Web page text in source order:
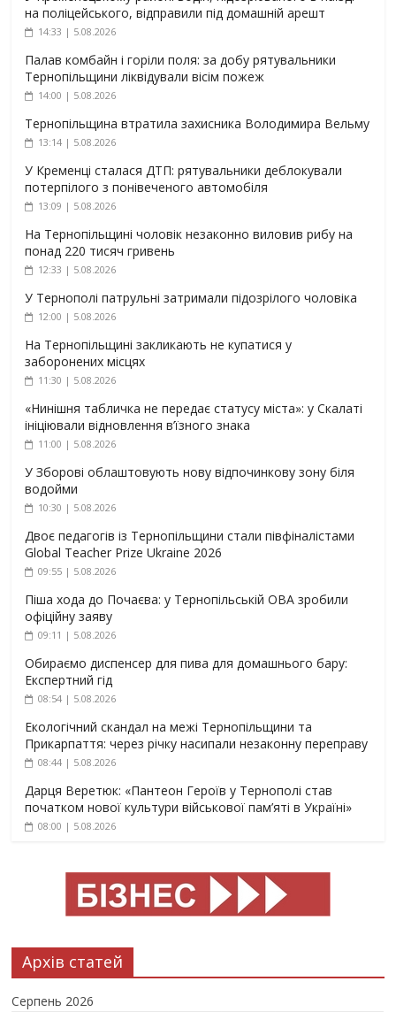
на поліцейського, відправили під домашній арешт
14:33 | 5.08.2026
Палав комбайн і горіли поля: за добу рятувальники
Тернопільщини ліквідували вісім пожеж
14:00 | 5.08.2026
Тернопільщина втратила захисника Володимира Вельму
13:14 | 5.08.2026
У Кременці сталася ДТП: рятувальники деблокували
потерпілого з понівеченого автомобіля
13:09 | 5.08.2026
На Тернопільщині чоловік незаконно виловив рибу на
понад 220 тисяч гривень
12:33 | 5.08.2026
У Тернополі патрульні затримали підозрілого чоловіка
12:00 | 5.08.2026
На Тернопільщині закликають не купатися у
заборонених місцях
11:30 | 5.08.2026
«Нинішня табличка не передає статусу міста»: у Скалаті
ініціювали відновлення в’їзного знака
11:00 | 5.08.2026
У Зборові облаштовують нову відпочинкову зону біля
водойми
10:30 | 5.08.2026
Двоє педагогів із Тернопільщини стали півфіналістами
Global Teacher Prize Ukraine 2026
09:55 | 5.08.2026
Піша хода до Почаєва: у Тернопільській ОВА зробили
офіційну заяву
09:11 | 5.08.2026
Обираємо диспенсер для пива для домашнього бару:
Експертний гід
08:54 | 5.08.2026
Екологічний скандал на межі Тернопільщини та
Прикарпаття: через річку насипали незаконну переправу
08:44 | 5.08.2026
Дарця Веретюк: «Пантеон Героїв у Тернополі став
початком нової культури військової пам’яті в Україні»
08:00 | 5.08.2026
Архів статей
Серпень 2026